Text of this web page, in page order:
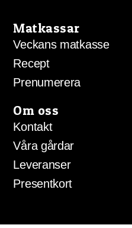
Matkassar
Veckans matkasse
Recept
Prenumerera
Om oss
Kontakt
Våra gårdar
Leveranser
Presentkort